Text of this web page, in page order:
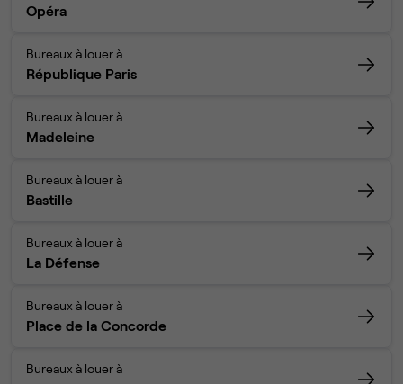
Opéra
Bureaux à louer à
République Paris
Bureaux à louer à
Madeleine
Bureaux à louer à
Bastille
Bureaux à louer à
La Défense
Bureaux à louer à
Place de la Concorde
Bureaux à louer à